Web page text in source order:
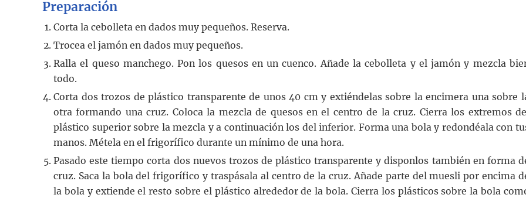
Preparación
Corta la cebolleta en dados muy pequeños. Reserva.
Trocea el jamón en dados muy pequeños.
Ralla el queso manchego. Pon los quesos en un cuenco. Añade la cebolleta y el jamón y mezcla
todo.
Corta dos trozos de plástico transparente de unos 40 cm y extiéndelas sobre la encimera una sobre
otra formando una cruz. Coloca la mezcla de quesos en el centro de la cruz. Cierra los extremos
plástico superior sobre la mezcla y a continuación los del inferior. Forma una bola y redondéala con
manos. Métela en el frigorífico durante un mínimo de una hora.
Pasado este tiempo corta dos nuevos trozos de plástico transparente y disponlos también en forma
cruz. Saca la bola del frigorífico y traspásala al centro de la cruz. Añade parte del muesli por encima
la bola y extiende el resto sobre el plástico alrededor de la bola. Cierra los plásticos sobre la bola